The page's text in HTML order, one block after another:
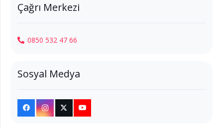
Çağrı Merkezi
0850 532 47 66
Sosyal Medya